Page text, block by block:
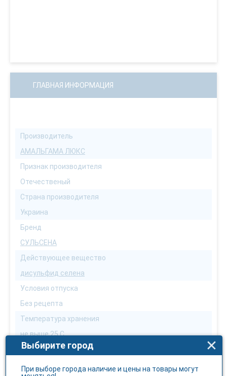
ГЛАВНАЯ ИНФОРМАЦИЯ
Производитель
АМАЛЬГАМА ЛЮКС
Признак производителя
Отечественый
Страна производителя
Украина
Бренд
СУЛЬСЕНА
Действующее вещество
дисульфид селена
Условия отпуска
Без рецепта
Температура хранения
не выше 25 С
Чуствительность к свету
Нет
Выбирите город
При выборе города наличие и цены на товары могут